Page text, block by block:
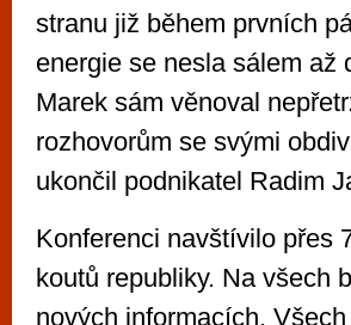
stranu již během prvních
energie se nesla sálem až
Marek sám věnoval
rozhovorům se svými
ukončil podnikatel Radim
Konferenci navštívilo přes
koutů republiky. Na všech
nových informacích.